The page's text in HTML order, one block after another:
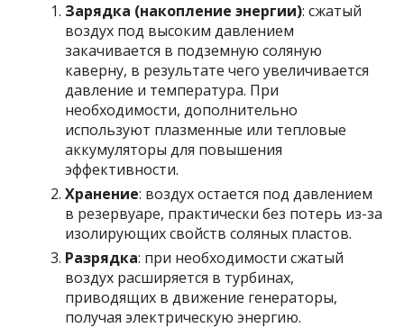
Зарядка (накопление энергии): сжатый
воздух под высоким давлением
закачивается в подземную соляную
каверну, в результате чего увеличивается
давление и температура. При
необходимости, дополнительно
используют плазменные или тепловые
аккумуляторы для повышения
эффективности.
Хранение: воздух остается под давлением
в резервуаре, практически без потерь из-за
изолирующих свойств соляных пластов.
Разрядка: при необходимости сжатый
воздух расширяется в турбинах,
приводящих в движение генераторы,
получая электрическую энергию.